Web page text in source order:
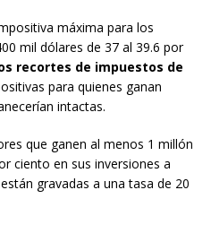
máxima para los
mil dólares de 37 al 39.6 por
recortes de impuestos de
para quienes ganan
intactas.
que ganen al menos 1 millón
ciento en sus inversiones a
gravadas a una tasa de 20